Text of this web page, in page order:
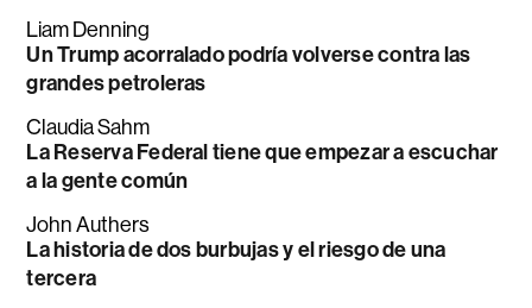
Liam Denning
Un Trump acorralado podría volverse contra las
grandes petroleras
Claudia Sahm
La Reserva Federal tiene que empezar a escuchar
a la gente común
John Authers
La historia de dos burbujas y el riesgo de una
tercera